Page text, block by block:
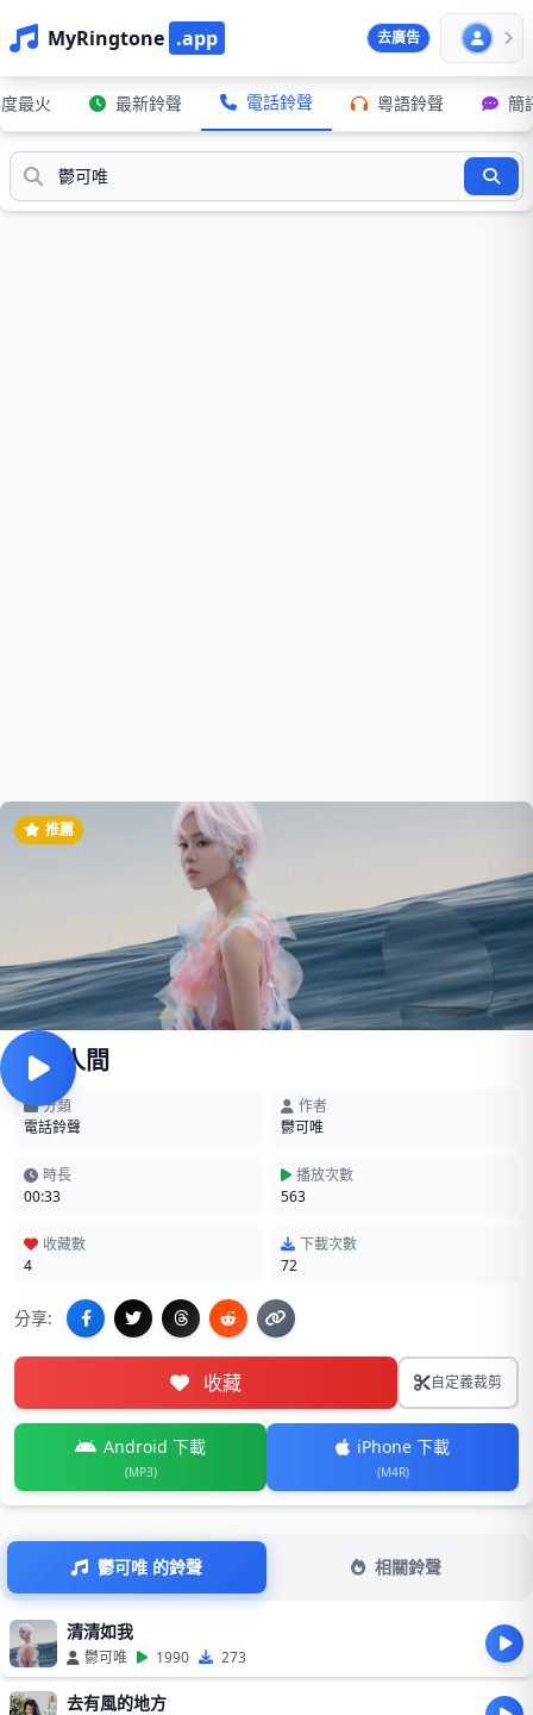
MyRingtone .app 去廣告
最火 最新鈴聲 電話鈴聲 粵語鈴聲 簡
推薦
路過人間
分類
電話鈴聲
作者
鬱可唯
時長
00:33
播放次數
563
收藏數
4
下載次數
72
分享:
收藏 自定義裁剪
Android 下載
(MP3)
iPhone 下載
(M4R)
鬱可唯 的鈴聲 相關鈴聲
清清如我
鬱可唯 1990 273
去有風的地方